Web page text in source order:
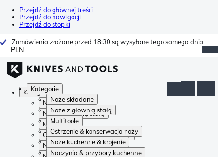
Przejdź do głównej treści
Przejdź do nawigacji
Przejdź do stopki
Zamówienia złożone przed 18:30 są wysyłane tego samego dnia
PLN
Kategorie
Noże składane
Noże z głownią stałą
Multitoole
Ostrzenie & konserwacja noży
Noże kuchenne & krojenie
Naczynia & przybory kuchenne
Kategorie
Noże składane
Noże z głownią stałą
Multitoole
Ostrzenie & konserwacja noży
Noże kuchenne & krojenie